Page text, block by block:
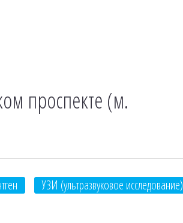
проспекте (м.
УЗИ (ультразвуковое исследование)